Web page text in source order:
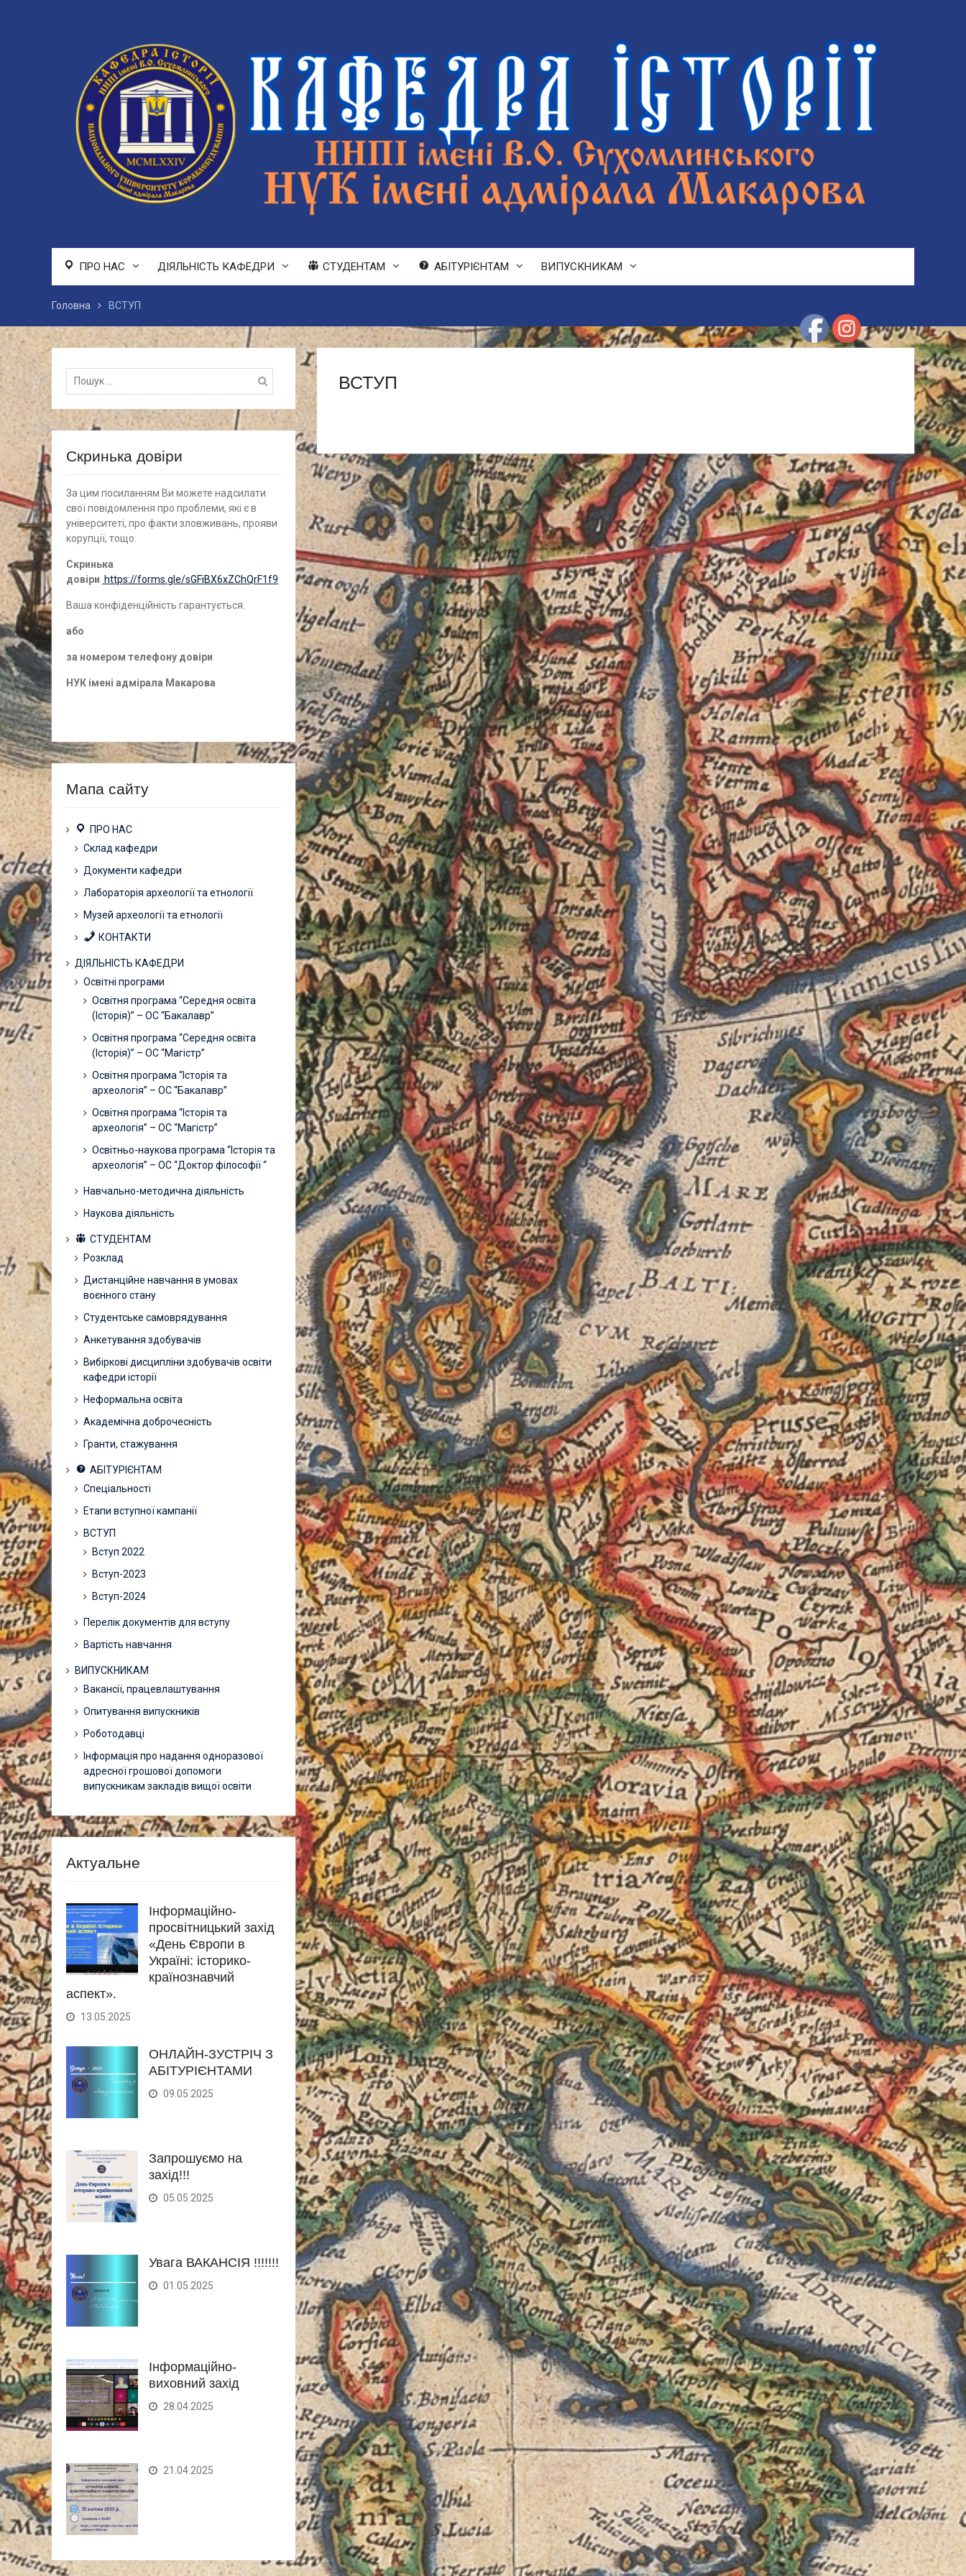
ПРО НАС ДІЯЛЬНІСТЬ КАФЕДРИ СТУДЕНТАМ АБІТУРІЄНТАМ ВИПУСКНИКАМ
Головна ВСТУП
ВСТУП
Пошук
для:
Скринька довіри
За цим посиланням Ви можете надсилати
свої повідомлення про проблеми, які є в
університеті, про факти зловживань, прояви
корупції, тощо.
Скринька
довіри https://forms.gle/sGFiBX6xZChQrF1f9
Ваша конфіденційність гарантується.
або
за номером телефону довіри
НУК імені адмірала Макарова
Мапа сайту
ПРО НАС
Склад кафедри
Документи кафедри
Лабораторія археології та етнології
Музей археології та етнології
КОНТАКТИ
ДІЯЛЬНІСТЬ КАФЕДРИ
Освітні програми
Освітня програма “Середня освіта
(Історія)” – ОС “Бакалавр”
Освітня програма “Середня освіта
(Історія)” – ОС “Магістр”
Освітня програма “Історія та
археологія” – ОС “Бакалавр”
Освітня програма “Історія та
археологія” – ОС “Магістр”
Освітньо-наукова програма “Історія та
археологія” – ОС “Доктор філософії “
Навчально-методична діяльність
Наукова діяльність
СТУДЕНТАМ
Розклад
Дистанційне навчання в умовах
воєнного стану
Студентське самоврядування
Анкетування здобувачів
Вибіркові дисципліни здобувачів освіти
кафедри історії
Неформальна освіта
Академічна доброчесність
Гранти, стажування
АБІТУРІЄНТАМ
Спеціальності
Етапи вступної кампанії
ВСТУП
Вступ 2022
Вступ-2023
Вступ-2024
Перелік документів для вступу
Вартість навчання
ВИПУСКНИКАМ
Вакансії, працевлаштування
Опитування випускників
Роботодавці
Інформація про надання одноразової
адресної грошової допомоги
випускникам закладів вищої освіти
Актуальне
Інформаційно-
просвітницький захід
«День Європи в
Україні: історико-
країнознавчий
аспект».
13.05.2025
ОНЛАЙН-ЗУСТРІЧ З
АБІТУРІЄНТАМИ
09.05.2025
Запрошуємо на
захід!!!
05.05.2025
Увага ВАКАНСІЯ !!!!!!!
01.05.2025
Інформаційно-
виховний захід
28.04.2025
21.04.2025